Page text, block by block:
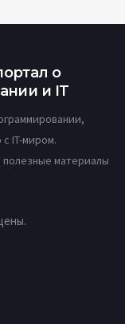
о
и IT
IT-миром.
материалы